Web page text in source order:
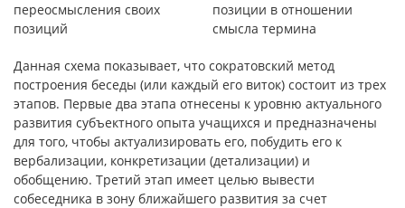
переосмысления своих
позиций
позиции в отношении
смысла термина
Данная схема показывает, что сократовский метод
построения беседы (или каждый его виток) состоит из трех
этапов. Первые два этапа отнесены к уровню актуального
развития субъектного опыта учащихся и предназначены
для того, чтобы актуализировать его, побудить его к
вербализации, конкретизации (детализации) и
обобщению. Третий этап имеет целью вывести
собеседника в зону ближайшего развития за счет